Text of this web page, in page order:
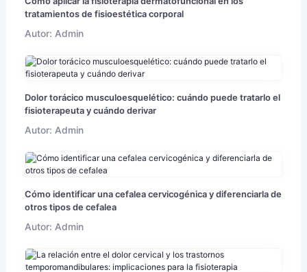
tratamientos de fisioestética corporal
Autor: Admin
Dolor torácico musculoesquelético: cuándo puede tratarlo el
fisioterapeuta y cuándo derivar
Autor: Admin
Cómo identificar una cefalea cervicogénica y diferenciarla de
otros tipos de cefalea
Autor: Admin